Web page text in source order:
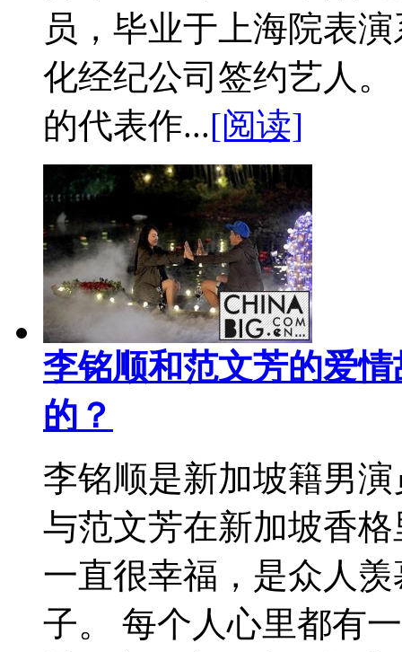
员，毕业于上海院表
化经纪公司签约艺人
的代表作...[阅读]
李铭顺和范文芳的爱
的？
李铭顺是新加坡籍男
与范文芳在新加坡香
一直很幸福，是众人
子。 每个人心里都有